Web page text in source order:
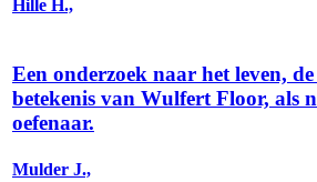
Hille H.,
Een onderzoek naar het leven,
betekenis van Wulfert Floor, als
oefenaar.
Mulder J.,